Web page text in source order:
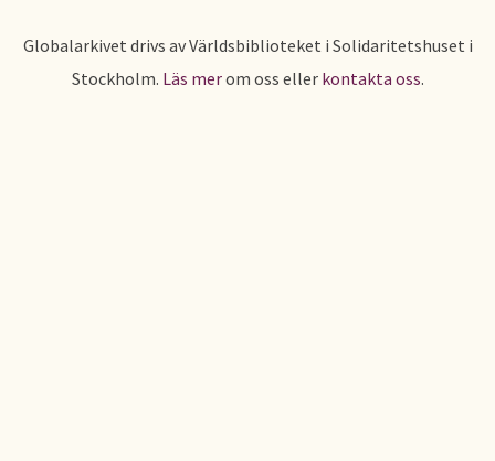
Globalarkivet drivs av Världsbiblioteket i Solidaritetshuset i
Stockholm. Läs merom oss eller kontakta oss.